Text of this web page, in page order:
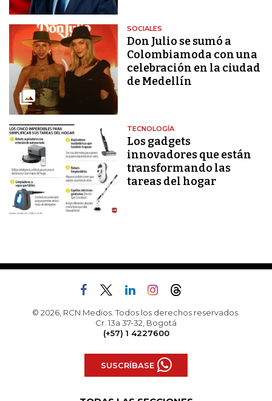
SOCIALES
Don Julio se sumó a
Colombiamoda con una
celebración en la ciudad
de Medellín
TECNOLOGÍA
Los gadgets
innovadores que están
transformando las
tareas del hogar
© 2026, RCN Medios. Todos los derechos reservados.
Cr. 13a 37-32, Bogotá
(+57) 1 4227600
SUSCRÍBASE